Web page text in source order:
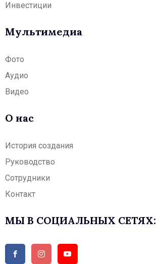
Инвестиции
Мультимедиа
Фото
Аудио
Видео
О нас
История создания
Руководство
Сотрудники
Контакт
МЫ В СОЦИАЛЬНЫХ СЕТЯХ: